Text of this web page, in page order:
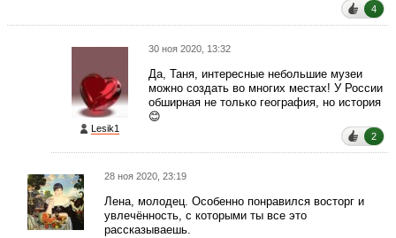
4
Lesik1
30 ноя 2020, 13:32
Да, Таня, интересные небольшие музеи
можно создать во многих местах! У России
обширная не только география, но история
😊
2
28 ноя 2020, 23:19
Лена, молодец. Особенно понравился восторг и
увлечённость, с которыми ты все это
рассказываешь.